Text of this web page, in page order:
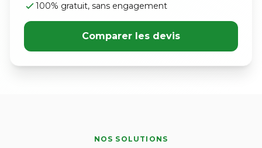
100% gratuit, sans engagement
Comparer les devis
NOS SOLUTIONS